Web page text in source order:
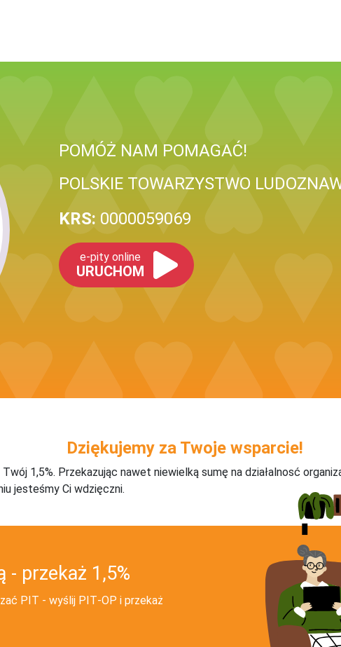
POMÓŻ NAM POMAGAĆ!
POLSKIE TOWARZYSTWO
KRS: 0000059069
e-pity online
URUCHOM
Dziękujemy za Twoje wsparcie!
1,5%. Przekazując nawet niewielką sumę na działalnosć
jesteśmy Ci wdzięczni.
przekaż 1,5%
PIT - wyślij PIT‑OP i przekaż